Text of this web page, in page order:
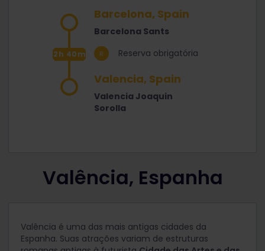
Barcelona, Spain
Barcelona Sants
2h 40m Reserva obrigatória
Valencia, Spain
Valencia Joaquin
Sorolla
Valência, Espanha
Valência é uma das mais antigas cidades da
Espanha. Suas atrações variam de estruturas